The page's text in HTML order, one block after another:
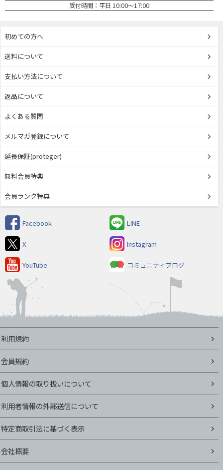
受付時間：平日 10:00～17:00
初めての方へ
送料について
支払い方法について
返品について
よくある質問
メルマガ登録について
延長保証(proteger)
無料会員特典
会員ランク特典
Facebook LINE
X Instagram
YouTube コミュニティブログ
利用規約
会員規約
個人情報の取り扱いについて
利用者情報の外部送信について
特定商取引法に基づく表示
会社概要